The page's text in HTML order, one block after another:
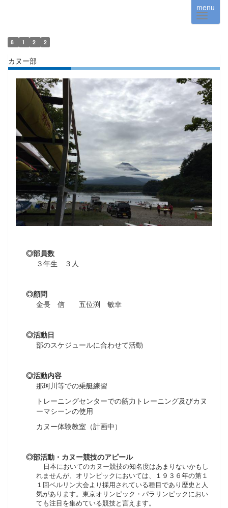
menu
8 1 2 2
カヌー部
◎部員数
３年生 ３人
◎顧問
金長 信 五位渕 敏幸
◎活動日
部のスケジュールに合わせて活動
◎活動内容
那珂川等での乗艇練習
トレーニングセンターでの筋力トレーニング及びカヌ
ーマシーンの使用
カヌー体験教室（計画中）
◎部活動・カヌー競技のアピール
日本においてのカヌー競技の知名度はあまりないかもし
れませんが、オリンピックにおいては、１９３６年の第１
１回ベルリン大会より採用されている種目であり歴史と人
気があります。東京オリンピック・パラリンピックにおい
ても注目を集めている競技と言えます。